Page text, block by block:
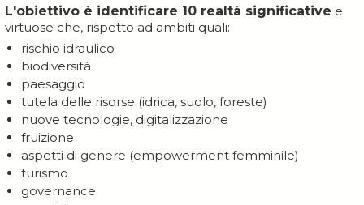
L'obiettivo è identificare 10 realtà significative e
virtuose che, rispetto ad ambiti quali:
rischio idraulico
biodiversità
paesaggio
tutela delle risorse (idrica, suolo, foreste)
nuove tecnologie, digitalizzazione
fruizione
aspetti di genere (empowerment femminile)
turismo
governance